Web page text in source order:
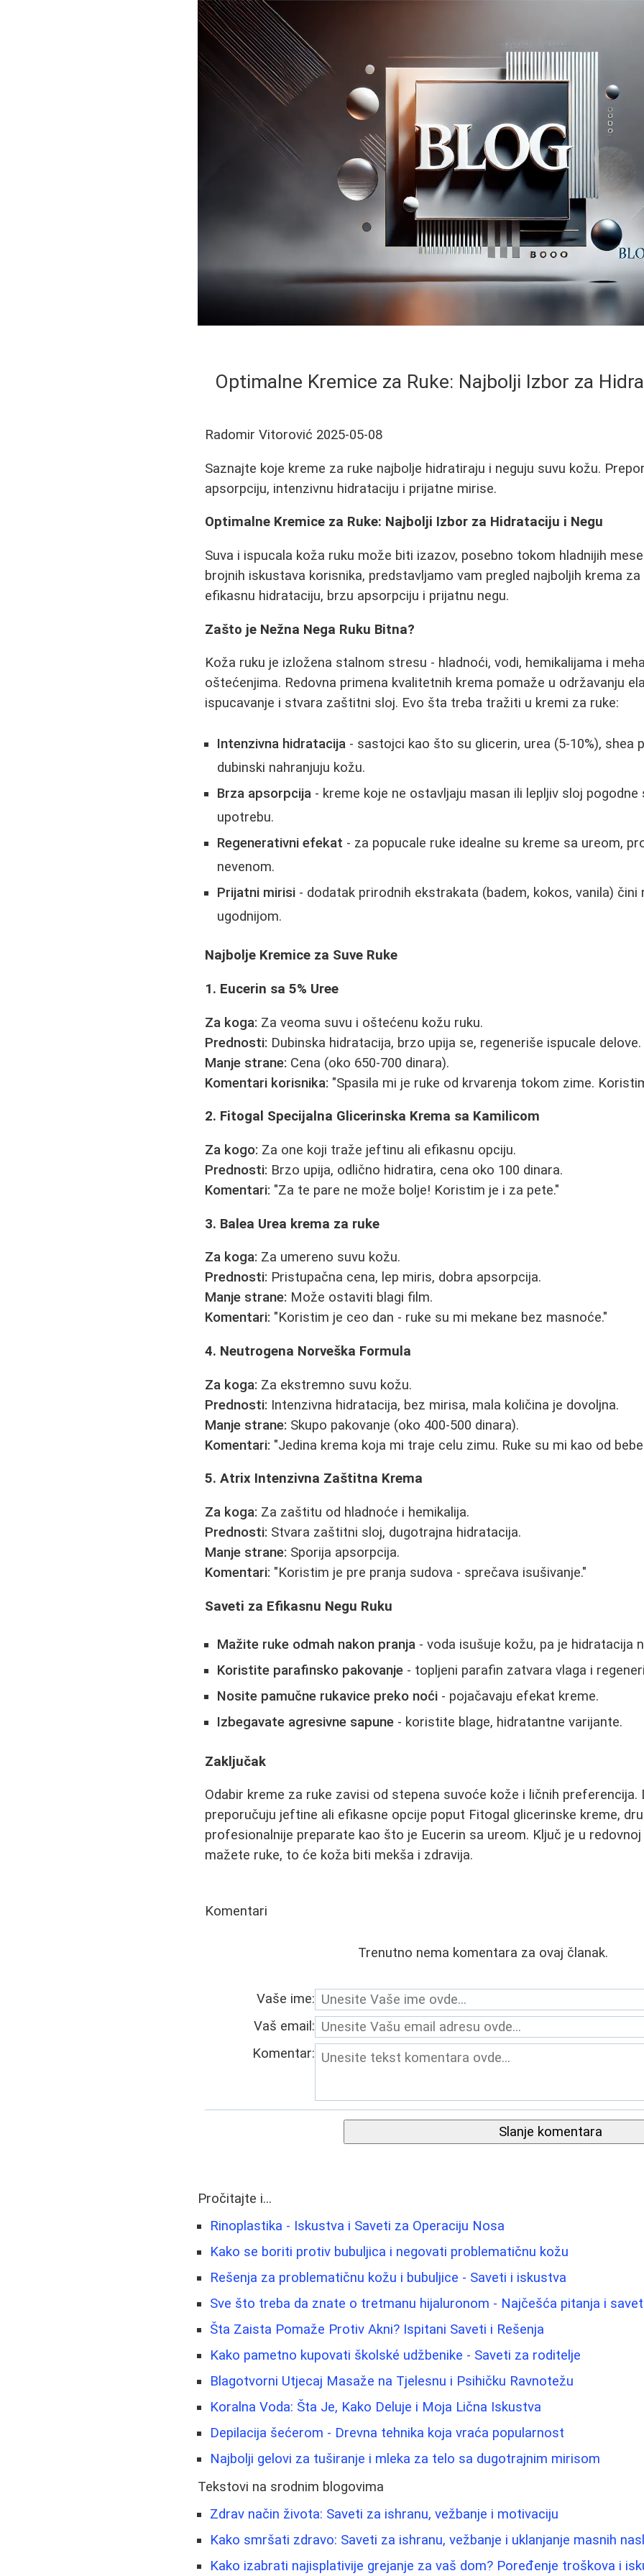
Optimalne Kremice za Ruke: Najbolji Izbor za
Radomir Vitorović 2025-05-08
Saznajte koje kreme za ruke najbolje hidratiraju i neguju suvu kožu.
apsorpciju, intenzivnu hidrataciju i prijatne mirise.
Optimalne Kremice za Ruke: Najbolji Izbor za Hidrataciju i Negu
Suva i ispucala koža ruku može biti izazov, posebno tokom hladnijih
brojnih iskustava korisnika, predstavljamo vam pregled najboljih krema
efikasnu hidrataciju, brzu apsorpciju i prijatnu negu.
Zašto je Nežna Nega Ruku Bitna?
Koža ruku je izložena stalnom stresu - hladnoći, vodi, hemikalijama i
oštećenjima. Redovna primena kvalitetnih krema pomaže u održavanju
ispucavanje i stvara zaštitni sloj. Evo šta treba tražiti u kremi za ruke:
Intenzivna hidratacija - sastojci kao što su glicerin, urea (5-10%), shea
dubinski nahranjuju kožu.
Brza apsorpcija - kreme koje ne ostavljaju masan ili lepljiv sloj pogodne
upotrebu.
Regenerativni efekat - za popucale ruke idealne su kreme sa ureom,
nevenom.
Prijatni mirisi - dodatak prirodnih ekstrakata (badem, kokos, vanila) čini
ugodnijom.
Najbolje Kremice za Suve Ruke
1. Eucerin sa 5% Uree
Za koga: Za veoma suvu i oštećenu kožu ruku.
Prednosti: Dubinska hidratacija, brzo upija se, regeneriše ispucale delove.
Manje strane: Cena (oko 650-700 dinara).
Komentari korisnika: "Spasila mi je ruke od krvarenja tokom zime.
2. Fitogal Specijalna Glicerinska Krema sa Kamilicom
Za kogo: Za one koji traže jeftinu ali efikasnu opciju.
Prednosti: Brzo upija, odlično hidratira, cena oko 100 dinara.
Komentari: "Za te pare ne može bolje! Koristim je i za pete."
3. Balea Urea krema za ruke
Za koga: Za umereno suvu kožu.
Prednosti: Pristupačna cena, lep miris, dobra apsorpcija.
Manje strane: Može ostaviti blagi film.
Komentari: "Koristim je ceo dan - ruke su mi mekane bez masnoće."
4. Neutrogena Norveška Formula
Za koga: Za ekstremno suvu kožu.
Prednosti: Intenzivna hidratacija, bez mirisa, mala količina je dovoljna.
Manje strane: Skupo pakovanje (oko 400-500 dinara).
Komentari: "Jedina krema koja mi traje celu zimu. Ruke su mi kao od
5. Atrix Intenzivna Zaštitna Krema
Za koga: Za zaštitu od hladnoće i hemikalija.
Prednosti: Stvara zaštitni sloj, dugotrajna hidratacija.
Manje strane: Sporija apsorpcija.
Komentari: "Koristim je pre pranja sudova - sprečava isušivanje."
Saveti za Efikasnu Negu Ruku
Mažite ruke odmah nakon pranja - voda isušuje kožu, pa je hidratacija
Koristite parafinsko pakovanje - topljeni parafin zatvara vlaga i
Nosite pamučne rukavice preko noći - pojačavaju efekat kreme.
Izbegavate agresivne sapune - koristite blage, hidratantne varijante.
Zaključak
Odabir kreme za ruke zavisi od stepena suvoće kože i ličnih preferencija.
preporučuju jeftine ali efikasne opcije poput Fitogal glicerinske kreme,
profesionalnije preparate kao što je Eucerin sa ureom. Ključ je u
mažete ruke, to će koža biti mekša i zdravija.
Komentari
Trenutno nema komentara za ovaj članak.
Vaše ime:
Vaš email:
Komentar:
Slanje komentara
Pročitajte i...
Rinoplastika - Iskustva i Saveti za Operaciju Nosa
Kako se boriti protiv bubuljica i negovati problematičnu kožu
Rešenja za problematičnu kožu i bubuljice - Saveti i iskustva
Sve što treba da znate o tretmanu hijaluronom - Najčešća pitanja i
Šta Zaista Pomaže Protiv Akni? Ispitani Saveti i Rešenja
Kako pametno kupovati školské udžbenike - Saveti za roditelje
Blagotvorni Utjecaj Masaže na Tjelesnu i Psihičku Ravnotežu
Koralna Voda: Šta Je, Kako Deluje i Moja Lična Iskustva
Depilacija šećerom - Drevna tehnika koja vraća popularnost
Najbolji gelovi za tuširanje i mleka za telo sa dugotrajnim mirisom
Tekstovi na srodnim blogovima
Zdrav način života: Saveti za ishranu, vežbanje i motivaciju
Kako smršati zdravo: Saveti za ishranu, vežbanje i uklanjanje masnih
Kako izabrati najisplativije grejanje za vaš dom? Poređenje troškova i